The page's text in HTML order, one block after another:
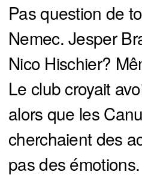
Pas question de
Nemec. Jesper
Nico Hischier?
Le club croyait
alors que les
cherchaient des
pas des émotions.